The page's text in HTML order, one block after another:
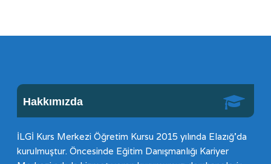
Hakkımızda
İLGİ Kurs Merkezi Öğretim Kursu 2015 yılında Elazığ’da
kurulmuştur. Öncesinde Eğitim Danışmanlığı Kariyer